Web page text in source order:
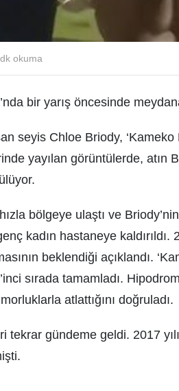
dk okuma
bir yarış öncesinde
seyis Chloe Briody,
yayılan görüntülerde, atın
bölgeye ulaştı ve
kadın hastaneye
beklendiği açıklandı.
sırada tamamladı.
atlattığını doğruladı.
tekrar gündeme geldi. 2017